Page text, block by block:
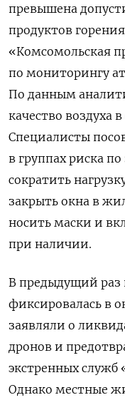
превышена
продуктов
«Комсомольская
по мониторингу
По данным
качество воздуха
Специалисты
в группах риска
сократить
закрыть окна в
носить маски и
при наличии.
В предыдущий раз
фиксировалась в
заявляли о
дронов и
экстренных служб
Однако местные